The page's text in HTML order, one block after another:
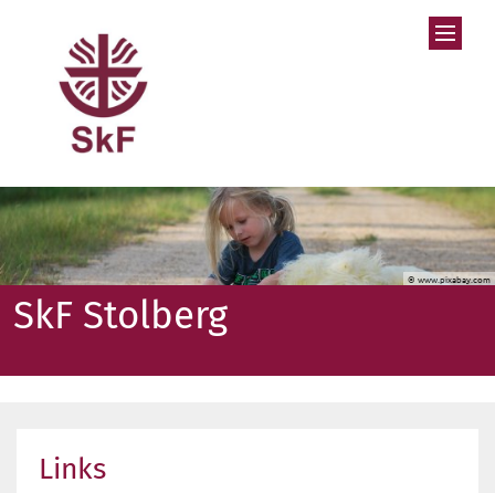
© www.pixabay.com
SkF Stolberg
Links